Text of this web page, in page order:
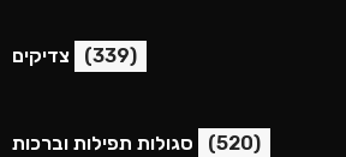
(339)
(520)